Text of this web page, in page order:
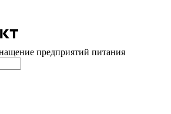
предприятий питания